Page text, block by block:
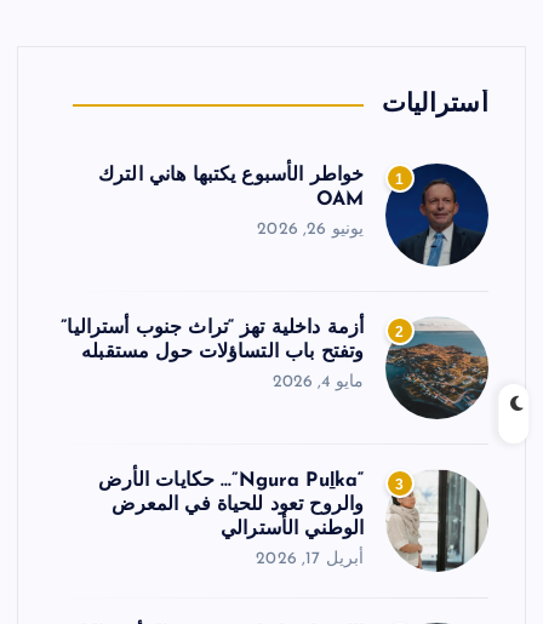
أستراليات
1
خواطر الأسبوع يكتبها هاني الترك
OAM
يونيو 26, 2026
2
أزمة داخلية تهز “تراث جنوب أستراليا”
وتفتح باب التساؤلات حول مستقبله
مايو 4, 2026
3
“Ngura Puḻka”… حكايات الأرض
والروح تعود للحياة في المعرض
الوطني الأسترالي
أبريل 17, 2026